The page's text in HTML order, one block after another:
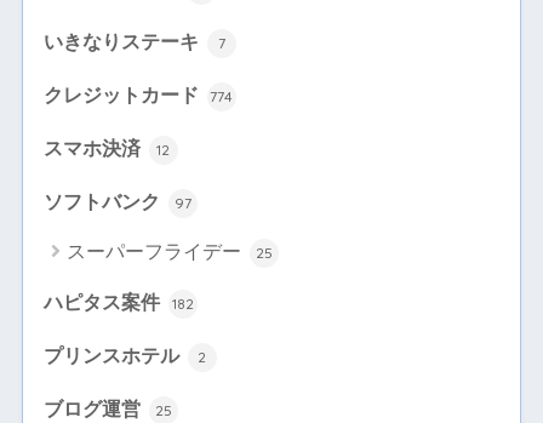
いきなりステーキ 7
クレジットカード 774
スマホ決済 12
ソフトバンク 97
スーパーフライデー 25
ハピタス案件 182
プリンスホテル 2
ブログ運営 25